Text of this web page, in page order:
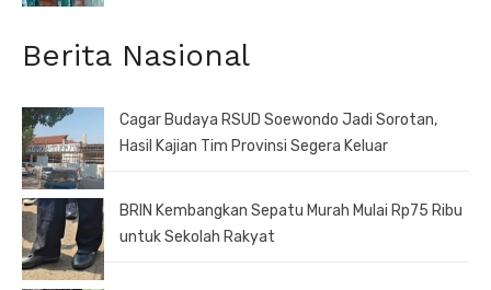
Berita Nasional
Cagar Budaya RSUD Soewondo Jadi Sorotan,
Hasil Kajian Tim Provinsi Segera Keluar
BRIN Kembangkan Sepatu Murah Mulai Rp75 Ribu
untuk Sekolah Rakyat